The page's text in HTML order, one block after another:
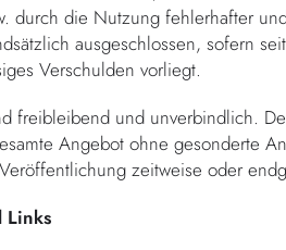
durch die Nutzung fehlerhafter
ausgeschlossen, sofern
Verschulden vorliegt.
freibleibend und unverbindlich.
Angebot ohne gesonderte
zeitweise oder
Links